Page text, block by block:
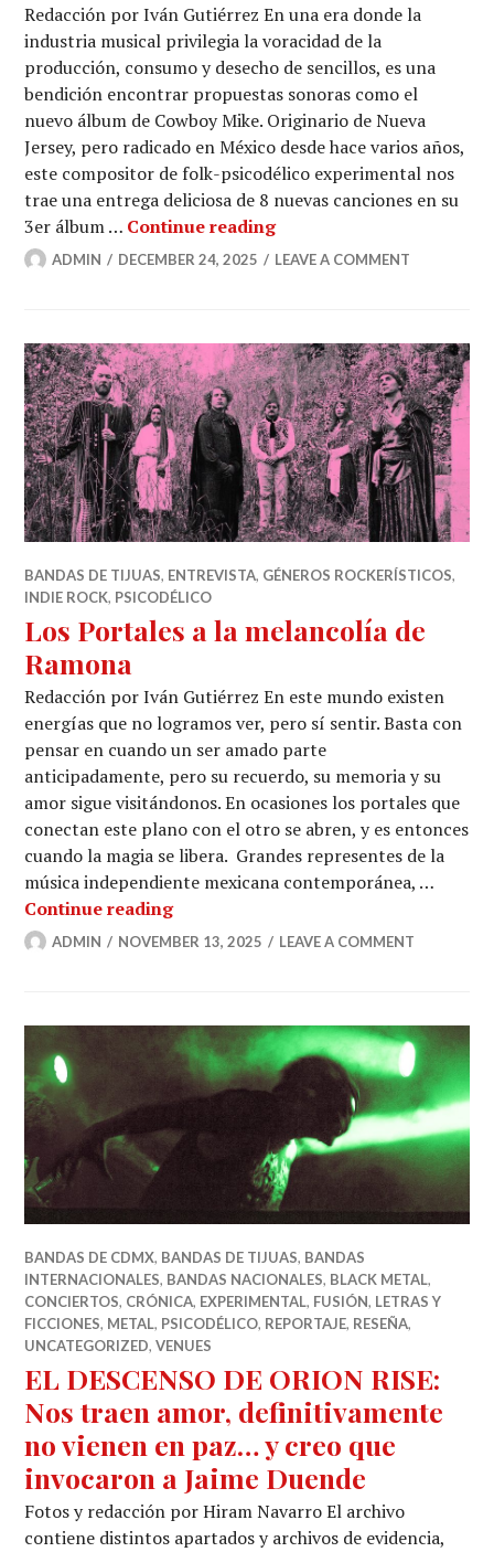
Redacción por Iván Gutiérrez En una era donde la
industria musical privilegia la voracidad de la
producción, consumo y desecho de sencillos, es una
bendición encontrar propuestas sonoras como el
nuevo álbum de Cowboy Mike. Originario de Nueva
Jersey, pero radicado en México desde hace varios años,
este compositor de folk-psicodélico experimental nos
trae una entrega deliciosa de 8 nuevas canciones en su
3er álbum … Continue reading3: Experimentos de Folk
ADMIN DECEMBER 24, 2025 LEAVE A COMMENT
BANDAS DE TIJUAS, ENTREVISTA, GÉNEROS ROCKERÍSTICOS,
INDIE ROCK, PSICODÉLICO
Los Portales a la melancolía de
Ramona
Redacción por Iván Gutiérrez En este mundo existen
energías que no logramos ver, pero sí sentir. Basta con
pensar en cuando un ser amado parte
anticipadamente, pero su recuerdo, su memoria y su
amor sigue visitándonos. En ocasiones los portales que
conectan este plano con el otro se abren, y es entonces
cuando la magia se libera. Grandes representes de la
música independiente mexicana contemporánea, …
Continue readingLos Portales a la melancolía de
ADMIN NOVEMBER 13, 2025 LEAVE A COMMENT
BANDAS DE CDMX, BANDAS DE TIJUAS, BANDAS
INTERNACIONALES, BANDAS NACIONALES, BLACK METAL,
CONCIERTOS, CRÓNICA, EXPERIMENTAL, FUSIÓN, LETRAS Y
FICCIONES, METAL, PSICODÉLICO, REPORTAJE, RESEÑA,
UNCATEGORIZED,VENUES
EL DESCENSO DE ORION RISE:
Nos traen amor, definitivamente
no vienen en paz… y creo que
invocaron a Jaime Duende
Fotos y redacción por Hiram Navarro El archivo
contiene distintos apartados y archivos de evidencia,